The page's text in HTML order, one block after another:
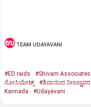
TEAM UDAYAVANI
#ED raids #Shivam Associates
ಸೋಸಿಯೇಟ್ಸ್
#ಶಿವಾನಂದ ನೀಲಣ್ಣವರ
Kannada
#Udayavani